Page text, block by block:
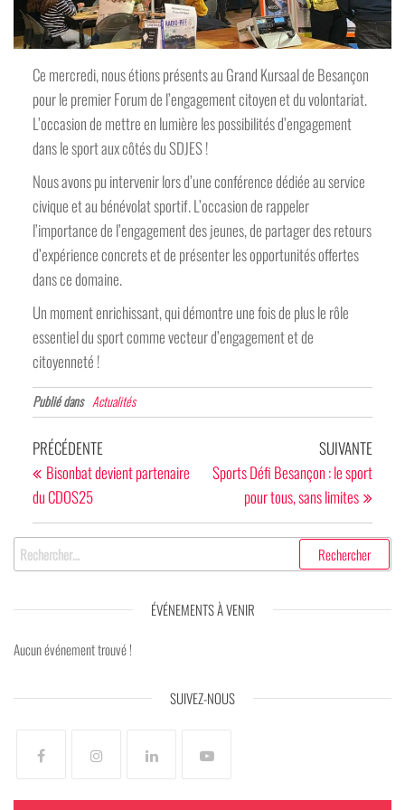
Ce mercredi, nous étions présents au Grand Kursaal de Besançon
pour le premier Forum de l’engagement citoyen et du volontariat.
L’occasion de mettre en lumière les possibilités d’engagement
dans le sport aux côtés du SDJES !
Nous avons pu intervenir lors d’une conférence dédiée au service
civique et au bénévolat sportif. L’occasion de rappeler
l’importance de l’engagement des jeunes, de partager des retours
d’expérience concrets et de présenter les opportunités offertes
dans ce domaine.
Un moment enrichissant, qui démontre une fois de plus le rôle
essentiel du sport comme vecteur d’engagement et de
citoyenneté !
Publié dans Actualités
Navigation
de
l’article
Article
précédent
PRÉCÉDENTE
Bisonbat devient partenaire
du CDOS25
SUIVANTE
Sports Défi Besançon : le sport
pour tous, sans limites
Rechercher :
ÉVÉNEMENTS À VENIR
Aucun événement trouvé !
SUIVEZ-NOUS